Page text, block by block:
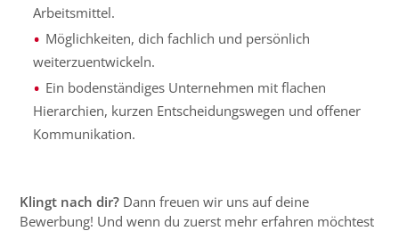
Arbeitsmittel.
Möglichkeiten, dich fachlich und persönlich
weiterzuentwickeln.
Ein bodenständiges Unternehmen mit flachen
Hierarchien, kurzen Entscheidungswegen und offener
Kommunikation.
Klingt nach dir? Dann freuen wir uns auf deine
Bewerbung! Und wenn du zuerst mehr erfahren möchtest